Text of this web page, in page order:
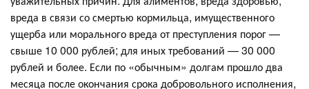
вреда в связи со смертью кормильца, имущественного
ущерба или морального вреда от преступления порог —
свыше 10 000 рублей; для иных требований — 30 000
рублей и более. Если по «обычным» долгам прошло два
месяца после окончания срока добровольного исполнения,